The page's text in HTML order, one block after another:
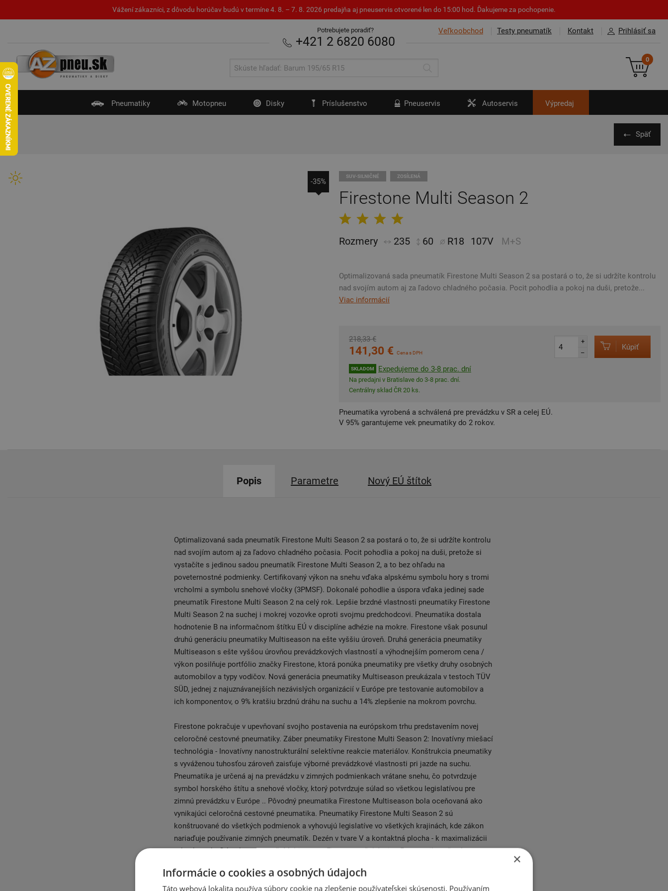
Vážení zákazníci, z dôvodu horúčav budú v termíne 4. 8. – 7. 8. 2026 predajňa aj pneuservis otvorené len do 15:00 hod. Ďakujeme za pochopenie.
Veľkoobchod Testy pneumatík Kontakt Prihlásiť sa
Potrebujete poradiť?
+421 2 6820 6080
0
Pneumatiky Motopneu Disky Príslušenstvo Pneuservis Autoservis Výpredaj
Späť
SUV-SILNIČNÉ ZOSÍLENÁ
Firestone Multi Season 2
Rozmery 235 60 R18 107V M+S
Optimalizovaná sada pneumatík Firestone Multi Season 2 sa postará o to, že si udržíte kontrolu
nad svojím autom aj za ľadovo chladného počasia. Pocit pohodlia a pokoj na duši, pretože...
Viac informácií
218,33 €
141,30 € Cena s DPH
SKLADOM Expedujeme do 3-8 prac. dní
Na predajni v Bratislave do 3-8 prac. dní.
Centrálny sklad ČR 20 ks.
+
–
Kúpiť
Pneumatika vyrobená a schválená pre prevádzku v SR a celej EÚ.
V 95% garantujeme vek pneumatiky do 2 rokov.
-35%
Popis Parametre Nový EÚ štítok
Optimalizovaná sada pneumatík Firestone Multi Season 2 sa postará o to, že si udržíte kontrolu
nad svojím autom aj za ľadovo chladného počasia. Pocit pohodlia a pokoj na duši, pretože si
vystačíte s jedinou sadou pneumatík Firestone Multi Season 2, a to bez ohľadu na
poveternostné podmienky. Certifikovaný výkon na snehu vďaka alpskému symbolu hory s tromi
vrcholmi a symbolu snehové vločky (3PMSF). Dokonalé pohodlie a úspora vďaka jedinej sade
pneumatík Firestone Multi Season 2 na celý rok. Lepšie brzdné vlastnosti pneumatiky Firestone
Multi Season 2 na suchej i mokrej vozovke oproti svojmu predchodcovi. Pneumatika dostala
hodnotenie B na informačnom štítku EÚ v disciplíne adhézie na mokre. Firestone však posunul
druhú generáciu pneumatiky Multiseason na ešte vyššiu úroveň. Druhá generácia pneumatiky
Multiseason s ešte vyššou úrovňou prevádzkových vlastností a výhodnejším pomerom cena /
výkon posilňuje portfólio značky Firestone, ktorá ponúka pneumatiky pre všetky druhy osobných
automobilov a typy vodičov. Nová generácia pneumatiky Multiseason preukázala v testoch TÜV
SÜD, jednej z najuznávanejších nezávislých organizácií v Európe pre testovanie automobilov a
ich komponentov, o 9% kratšiu brzdnú dráhu na suchu a 14% zlepšenie na mokrom povrchu.
Firestone pokračuje v upevňovaní svojho postavenia na európskom trhu predstavením novej
celoročné cestovné pneumatiky. Záber pneumatiky Firestone Multi Season 2: Inovatívny miešací
technológia - Inovatívny nanostrukturální selektívne reakcie materiálov. Konštrukcia pneumatiky
s vyváženou tuhosťou zároveň zaisťuje výborné prevádzkové vlastnosti pri jazde na suchu.
Pneumatika je určená aj na prevádzku v zimných podmienkach vrátane snehu, čo potvrdzuje
symbol horského štítu a snehové vločky, ktorý potvrdzuje súlad so všetkou legislatívou pre
zimnú prevádzku v Európe .. Pôvodný pneumatika Firestone Multiseason bola oceňovaná ako
vynikajúci celoročná cestovné pneumatika. Pneumatiky Firestone Multi Season 2 sú
konštruované do všetkých podmienok a vyhovujú legislatíve vo všetkých krajinách, kde zákon
nariaďuje používanie zimných pneumatík. Dezén v tvare V a kontaktná plocha - k maximalizácii
odvodu vody. Od radu pneumatík Multiseason Firestone očakávajte: Pneumatiky určené pre
Optimalizovaným dezénom a styčnou plochou je zaistené maximálne odvádzanie vody na
mokrej vozovke. Dezén s optimalizovanými záberovými prvkami a lamelami - rozsiahlo použitie
×
Informácie o cookies a osobných údajoch
Táto webová lokalita používa súbory cookie na zlepšenie používateľskej skúsenosti. Používaním